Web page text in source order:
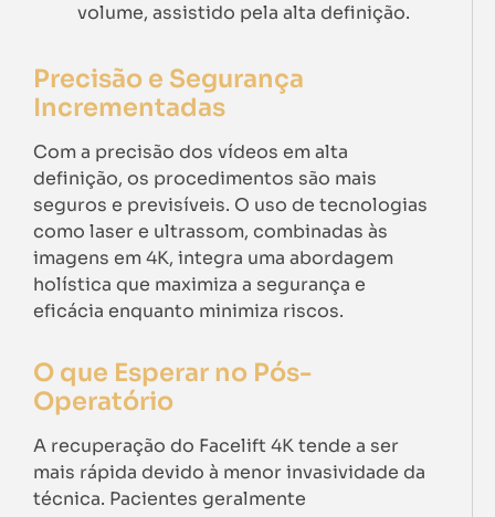
volume, assistido pela alta definição.
Precisão e Segurança
Incrementadas
Com a precisão dos vídeos em alta
definição, os procedimentos são mais
seguros e previsíveis. O uso de tecnologias
como laser e ultrassom, combinadas às
imagens em 4K, integra uma abordagem
holística que maximiza a segurança e
eficácia enquanto minimiza riscos.
O que Esperar no Pós-
Operatório
A recuperação do Facelift 4K tende a ser
mais rápida devido à menor invasividade da
técnica. Pacientes geralmente